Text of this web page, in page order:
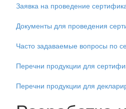
Заявка на проведение
Документы для проведения
Часто задаваемые вопросы по
Перечни продукции для
Перечни продукции для